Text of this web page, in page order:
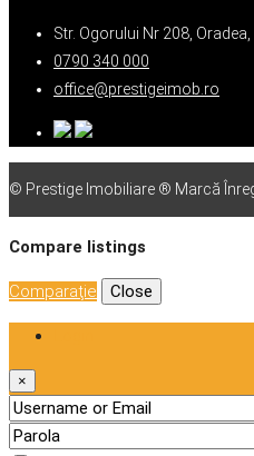
Str. Ogorului Nr 208,
0790 340 000
office@prestigeimob.ro
© Prestige Imobiliare ® Marcă
Compare listings
Comparaţie Close
×